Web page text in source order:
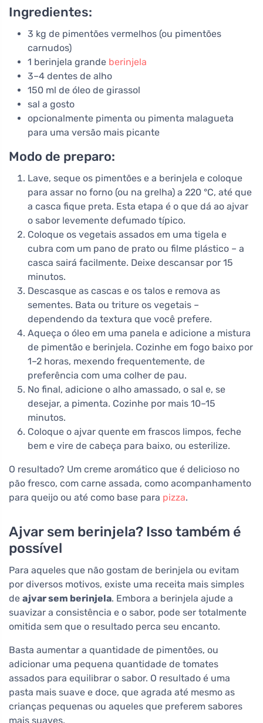
Ingredientes:
3 kg de pimentões vermelhos (ou pimentões
carnudos)
1 berinjela grande berinjela
3–4 dentes de alho
150 ml de óleo de girassol
sal a gosto
opcionalmente pimenta ou pimenta malagueta
para uma versão mais picante
Modo de preparo:
Lave, seque os pimentões e a berinjela e coloque
para assar no forno (ou na grelha) a 220 °C, até que
a casca fique preta. Esta etapa é o que dá ao ajvar
o sabor levemente defumado típico.
Coloque os vegetais assados em uma tigela e
cubra com um pano de prato ou filme plástico – a
casca sairá facilmente. Deixe descansar por 15
minutos.
Descasque as cascas e os talos e remova as
sementes. Bata ou triture os vegetais –
dependendo da textura que você prefere.
Aqueça o óleo em uma panela e adicione a mistura
de pimentão e berinjela. Cozinhe em fogo baixo por
1–2 horas, mexendo frequentemente, de
preferência com uma colher de pau.
No final, adicione o alho amassado, o sal e, se
desejar, a pimenta. Cozinhe por mais 10–15
minutos.
Coloque o ajvar quente em frascos limpos, feche
bem e vire de cabeça para baixo, ou esterilize.
O resultado? Um creme aromático que é delicioso no
pão fresco, com carne assada, como acompanhamento
para queijo ou até como base para pizza.
Ajvar sem berinjela? Isso também é
possível
Para aqueles que não gostam de berinjela ou evitam
por diversos motivos, existe uma receita mais simples
de ajvar sem berinjela. Embora a berinjela ajude a
suavizar a consistência e o sabor, pode ser totalmente
omitida sem que o resultado perca seu encanto.
Basta aumentar a quantidade de pimentões, ou
adicionar uma pequena quantidade de tomates
assados para equilibrar o sabor. O resultado é uma
pasta mais suave e doce, que agrada até mesmo as
crianças pequenas ou aqueles que preferem sabores
mais suaves.